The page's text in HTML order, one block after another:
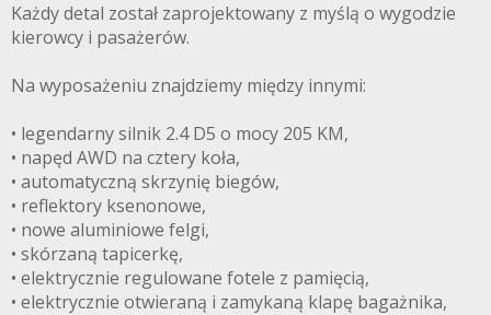
Każdy detal został zaprojektowany z myślą o wygodzie
kierowcy i pasażerów.
Na wyposażeniu znajdziemy między innymi:
• legendarny silnik 2.4 D5 o mocy 205 KM,
• napęd AWD na cztery koła,
• automatyczną skrzynię biegów,
• reflektory ksenonowe,
• nowe aluminiowe felgi,
• skórzaną tapicerkę,
• elektrycznie regulowane fotele z pamięcią,
• elektrycznie otwieraną i zamykaną klapę bagażnika,